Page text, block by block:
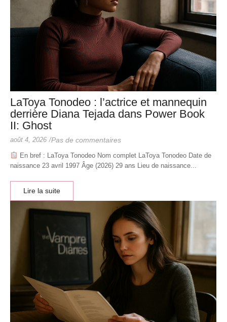
LaToya Tonodeo : l’actrice et mannequin
derrière Diana Tejada dans Power Book
II: Ghost
août 4, 2026 /Pas de commentaires
En bref : LaToya Tonodeo Nom complet LaToya Tonodeo Date de
naissance 23 avril 1997 Âge (2026) 29 ans Lieu de naissance...
Lire la suite